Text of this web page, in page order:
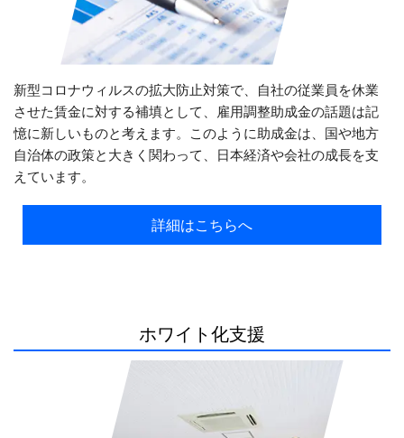
新型コロナウィルスの拡大防止対策で、自社の従業員を休業
させた賃金に対する補填として、雇用調整助成金の話題は記
憶に新しいものと考えます。このように助成金は、国や地方
自治体の政策と大きく関わって、日本経済や会社の成長を支
えています。
詳細はこちらへ
ホワイト化支援